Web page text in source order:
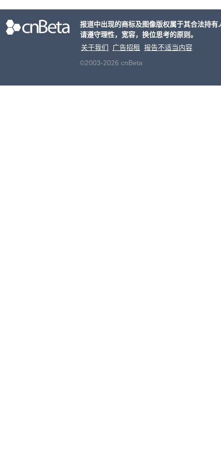
摩托
报道中出现的商标及图像版权属于其合法持
请遵守理性，宽容，换位思考的原则。
关于我们
广告招租
报告不适当内容
©2003-2026 cnBeta